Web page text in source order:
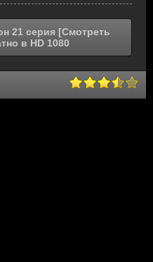
21 серия [Смотреть
в HD 1080